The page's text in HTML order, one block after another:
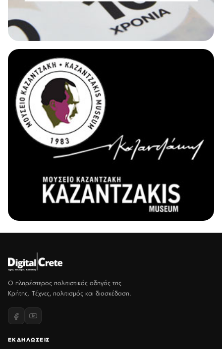
Ο πληρέστερος πολιτιστικός οδηγός της
Κρήτης. Τέχνες, πολιτισμός και διασκέδαση.
ΕΚΔΗΛΩΣΕΙΣ